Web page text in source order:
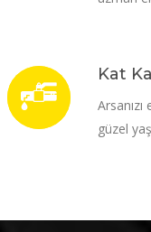
Kat
güzel